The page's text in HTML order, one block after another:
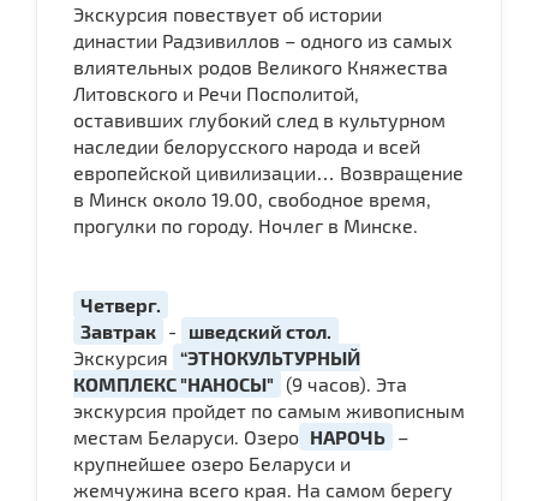
Экскурсия повествует об истории
династии Радзивиллов – одного из самых
влиятельных родов Великого Княжества
Литовского и Речи Посполитой,
оставивших глубокий след в культурном
наследии белорусского народа и всей
европейской цивилизации… Возвращение
в Минск около 19.00, свободное время,
прогулки по городу. Ночлег в Минске.
Четверг.
Завтрак -
шведский стол.
Экскурсия “ЭТНОКУЛЬТУРНЫЙ
КОМПЛЕКС "НАНОСЫ" (9 часов). Эта
экскурсия пройдет по самым живописным
местам Беларуси. Озеро НАРОЧЬ –
крупнейшее озеро Беларуси и
жемчужина всего края. На самом берегу